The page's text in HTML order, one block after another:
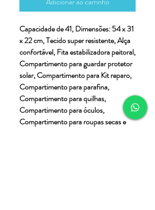
Capacidade de 41, Dimensões: 54 x 31
x 22 cm, Tecido super resistente, Alça
confortável, Fita estabilizadora peitoral,
Compartimento para guardar protetor
solar, Compartimento para Kit reparo,
Compartimento para parafina,
Compartimento para quilhas,
Compartimento para óculos,
Compartimento para roupas secas e